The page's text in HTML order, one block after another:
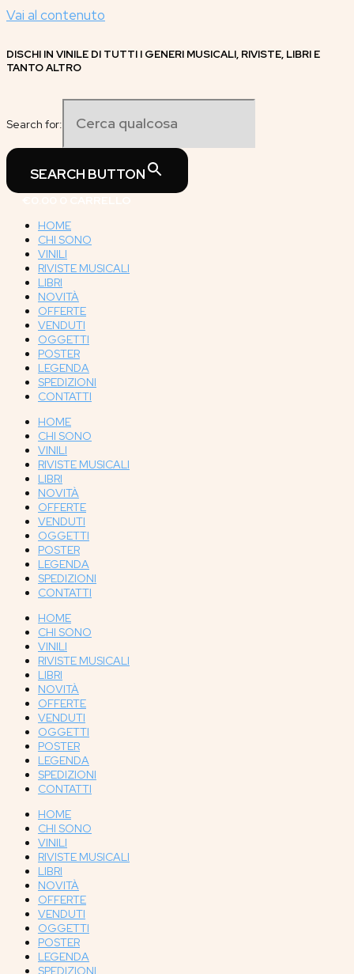
Vai al contenuto
DISCHI IN VINILE DI TUTTI I GENERI MUSICALI, RIVISTE, LIBRI E
TANTO ALTRO
Search for:
SEARCH BUTTON
HOME
CHI SONO
VINILI
RIVISTE MUSICALI
LIBRI
NOVITÀ
OFFERTE
VENDUTI
OGGETTI
POSTER
LEGENDA
SPEDIZIONI
CONTATTI
HOME
CHI SONO
VINILI
RIVISTE MUSICALI
LIBRI
NOVITÀ
OFFERTE
VENDUTI
OGGETTI
POSTER
LEGENDA
SPEDIZIONI
CONTATTI
HOME
CHI SONO
VINILI
RIVISTE MUSICALI
LIBRI
NOVITÀ
OFFERTE
VENDUTI
OGGETTI
POSTER
LEGENDA
SPEDIZIONI
CONTATTI
HOME
CHI SONO
VINILI
RIVISTE MUSICALI
LIBRI
NOVITÀ
OFFERTE
VENDUTI
OGGETTI
POSTER
LEGENDA
SPEDIZIONI